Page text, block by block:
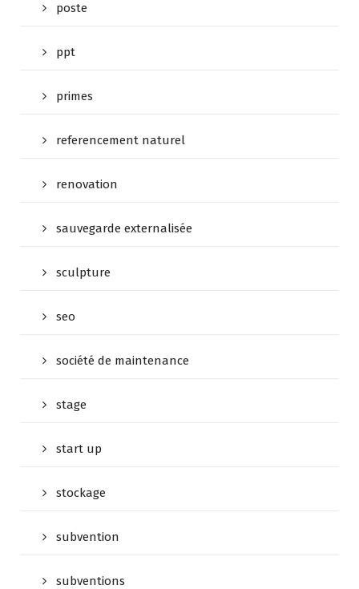
poste
ppt
primes
referencement naturel
renovation
sauvegarde externalisée
sculpture
seo
société de maintenance
stage
start up
stockage
subvention
subventions